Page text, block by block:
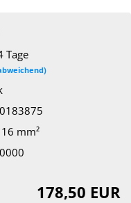
Tage
mm²
178,50 EUR